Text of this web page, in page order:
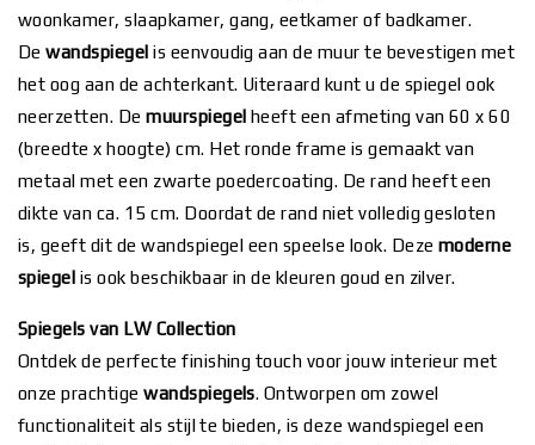
woonkamer, slaapkamer, gang, eetkamer of badkamer.
Dewandspiegel is eenvoudig aan de muur te bevestigen met
het oog aan de achterkant. Uiteraard kunt u de spiegel ook
neerzetten. Demuurspiegel heeft een afmeting van 60 x 60
(breedte x hoogte) cm. Het ronde frame is gemaakt van
metaal met een zwarte poedercoating. De rand heeft een
dikte van ca. 15 cm. Doordat de rand niet volledig gesloten
is, geeft dit de wandspiegel een speelse look. Deze moderne
spiegel is ook beschikbaar in de kleuren goud en zilver.
Spiegels van LW Collection
Ontdek de perfecte finishing touch voor jouw interieur met
onze prachtigewandspiegels. Ontworpen om zowel
functionaliteit als stijl te bieden, is deze wandspiegel een